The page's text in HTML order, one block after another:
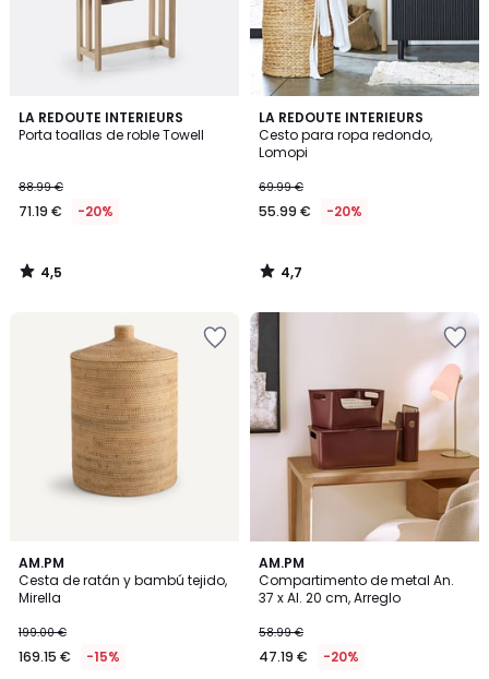
LA REDOUTE INTERIEURS
Porta toallas de roble Towell
88.99 €
71.19 € -20%
4,5
/ 5
4,5
/
LA REDOUTE INTERIEURS
Cesto para ropa redondo,
Lomopi
69.99 €
55.99 € -20%
4,7
/ 5
4,7
/
AM.PM
Cesta de ratán y bambú tejido,
Mirella
199.00 €
169.15 € -15%
4,6
/ 5
AM.PM
Compartimento de metal An.
37 x Al. 20 cm, Arreglo
58.99 €
47.19 € -20%
4,5
/ 5
4
Colores